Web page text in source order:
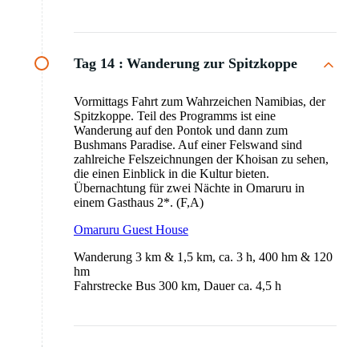
Tag 14 : Wanderung zur Spitzkoppe
Vormittags Fahrt zum Wahrzeichen Namibias, der
Spitzkoppe. Teil des Programms ist eine
Wanderung auf den Pontok und dann zum
Bushmans Paradise. Auf einer Felswand sind
zahlreiche Felszeichnungen der Khoisan zu sehen,
die einen Einblick in die Kultur bieten.
Übernachtung für zwei Nächte in Omaruru in
einem Gasthaus 2*. (F,A)
Omaruru Guest House
Wanderung 3 km & 1,5 km, ca. 3 h, 400 hm & 120
hm
Fahrstrecke Bus 300 km, Dauer ca. 4,5 h